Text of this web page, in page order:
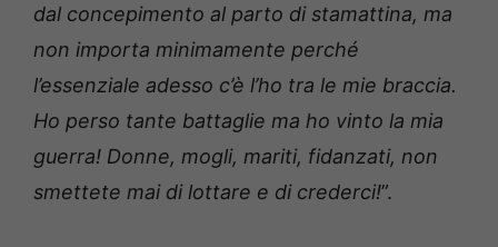
dal concepimento al parto di stamattina, ma
non importa minimamente perché
l’essenziale adesso c’è l’ho tra le mie braccia.
Ho perso tante battaglie ma ho vinto la mia
guerra! Donne, mogli, mariti, fidanzati, non
smettete mai di lottare e di crederci!”.